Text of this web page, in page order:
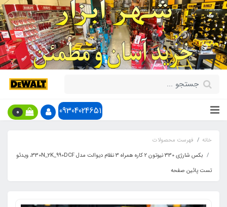
09304024651
0
خانه
فهرست محصولات
بکس شارژی 330 نیوتون 2 کاره همراه 3 نظام دیوالت مدل 330N_2K_990DCF، ویدئو
تست پائین صفحه